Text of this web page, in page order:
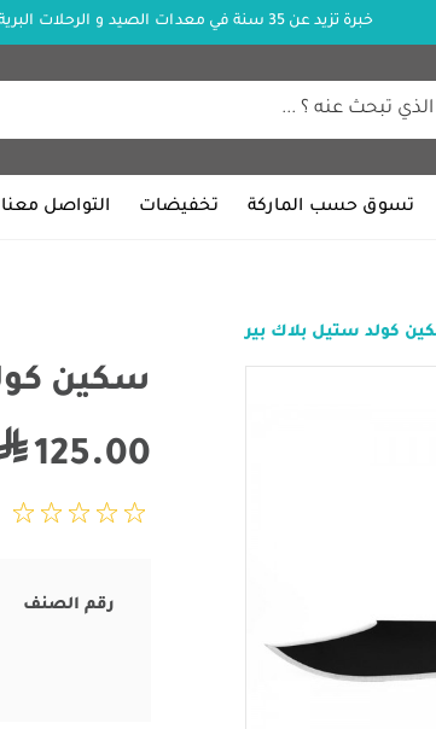
خبرة تزيد عن 35 سنة في معدات الصيد و الرحلات البرية
تسوق حسب الماركة تخفيضات التواصل معنا
كولد ستيل بلاك بير
سكين
125.00
رقم الصنف